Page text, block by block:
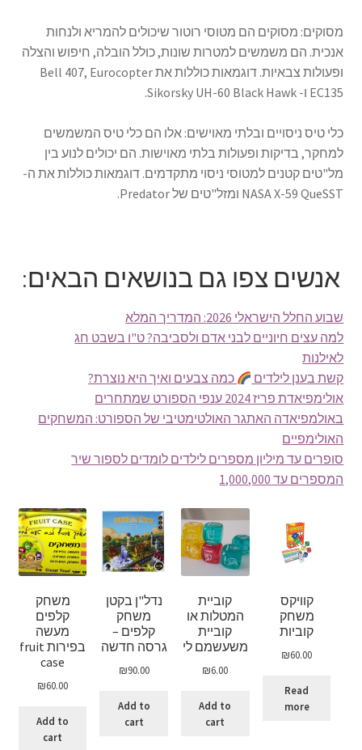
מסוקים: מסוקים הם מטוסי רוטור שיכולים להמריא ולנחות
אנכית. הם משמשים למטרות שונות, כולל הובלה, חיפוש והצלה
ופעולות צבאיות. דוגמאות כוללות את Bell 407, Eurocopter
EC135 ו- Sikorsky UH-60 Black Hawk.
כלי טיס ניסויים ובלתי מאוישים: אלו הם כלי טיס המשמשים
למחקר, בדיקות ופעולות בלתי מאוישות. הם יכולים לנוע בין
מל"טים קטנים למטוסי ניסוי מתקדמים. דוגמאות כוללות את ה-
NASA X-59 QueSST ומזל"טים של Predator.
אנשים צפו גם בנושאים הבאים:
שבוע החלל הישראלי 2026: המדריך המלא
למה עצים חיוניים לבני אדם ולסביבה? ט"ו בשבט חג
לאילנות
קשת בענן לילדים
כמה צבעים ואיך היא נוצרת?
אולימפיאדת פריז 2024 ענפי הספורט שמתחרים
באולמפיאדה האתגר האולטימטיבי של הספורט: המשחקים
האולימפיים
סופרים עד מיליון מספרים לילדים לומדים לספור שיר
המספרים עד 1,000,000
קוויקס
משחק
קוביות
₪60.00
Read
more
קוביית
המטלות או
קוביית
משעשמם לי
₪6.00
Add to
cart
נדל"ן בקטן
משחק
קלפים –
גרסה חדשה
₪90.00
Add to
cart
משחק
קלפים
מעשה
בפירות fruit
case
₪60.00
Add to
cart